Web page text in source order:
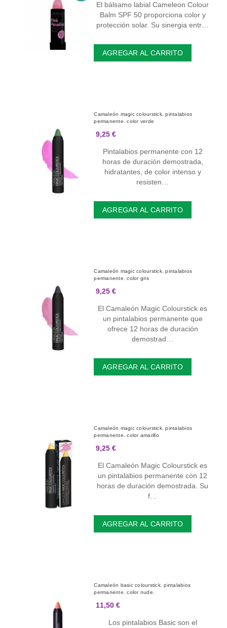
El bálsamo labial Cameleon Colour
Balm SPF 50 proporciona color y
protección solar. Su sinergia entr…
AGREGAR AL CARRITO
Camaleón magic colourstick. pintalabios
permanente. color verde
9,25 €
Pintalabios permanente con 12
horas de duración demostrada,
hidratantes, de color intenso y
resisten…
AGREGAR AL CARRITO
Camaleón magic colourstick. pintalabios
permanente. color gris
9,25 €
El Camaleón Magic Colourstick es
un pintalabios permanente que
ofrece 12 horas de duración
demostrad…
AGREGAR AL CARRITO
Camaleón magic colourstick. pintalabios
permanente. color amarillo
9,25 €
El Camaleón Magic Colourstick es
un pintalabios permanente con 12
horas de duración demostrada. Su
f…
AGREGAR AL CARRITO
Camaleón basic colourstick. pintalabios
permanente. color nude.
11,50 €
Los pintalabios Basic son el